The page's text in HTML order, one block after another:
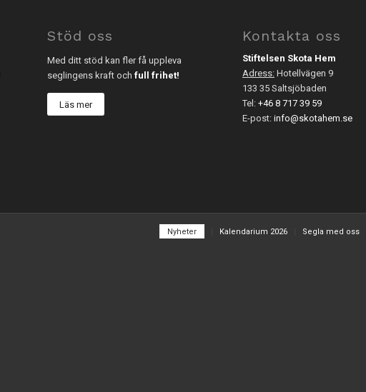
Stöd oss
Med ditt stöd kan fler få uppleva
seglingens kraft och full frihet!
Läs mer
Kontakta oss
Stiftelsen Skota Hem
Adress:Hotellvägen 9
133 35 Saltsjöbaden
Tel: +46 8 717 39 59
E-post: info@skotahem.se
Nyheter Kalendarium 2026 Segla med oss